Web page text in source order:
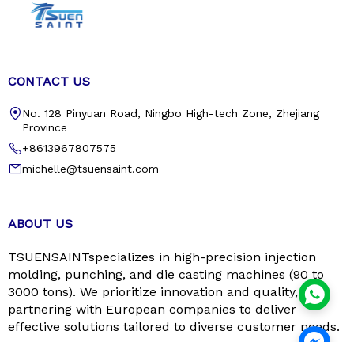
CONTACT US
No. 128 Pinyuan Road, Ningbo High-tech Zone, Zhejiang
Province
+8613967807575
michelle@tsuensaint.com
ABOUT US
TSUENSAINTspecializes in high-precision injection
molding, punching, and die casting machines (90 to
3000 tons). We prioritize innovation and quality,
partnering with European companies to deliver
effective solutions tailored to diverse customer needs.